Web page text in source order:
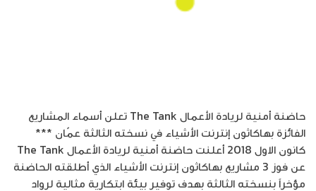
حاضنة أمنية لريادة الأعمال The Tank تعلن أسماء المشاريع
الفائزة بهاكاثون إنترنت الأشياء في نسخته الثالثة عمّان ***
كانون الاول 2018 أعلنت حاضنة أمنية لريادة الأعمال The Tank
عن فوز 3 مشاريع بهاكاثون إنترنت الأشياء الذي أطلقته الحاضنة
مؤخراً بنسخته الثالثة بهدف توفير بيئة ابتكارية مثالية لرواد